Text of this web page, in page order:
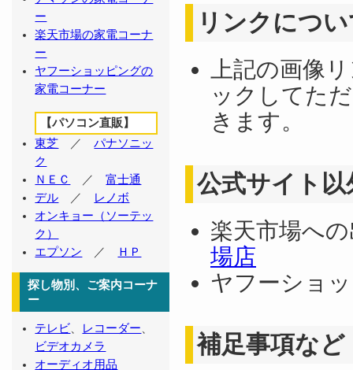
リンクにつ
上記の画像
ックしてた
きます。
公式サイト
楽天市場
場店
ヤフーショ
補足事項など
ー
楽天市場の家電コーナ
ー
ヤフーショッピングの
家電コーナー
【パソコン直販】
東芝 ／パナソニッ
ク
ＮＥＣ
／富士通
デル ／ レノボ
オンキョー（ソーテッ
ク）
エプソン ／ ＨＰ
探し物別、ご案内コーナ
ー
テレビ、 レコーダー、
ビデオカメラ
オーディオ用品